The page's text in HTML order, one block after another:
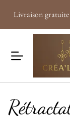
Livraison